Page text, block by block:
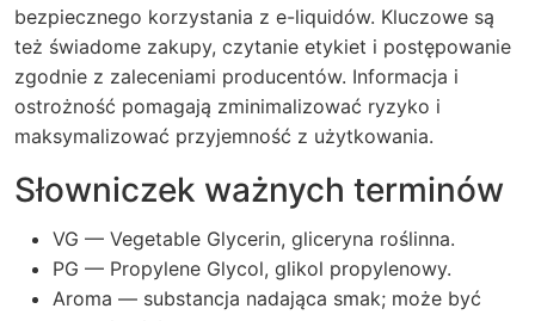
bezpiecznego korzystania z e-liquidów. Kluczowe są
też świadome zakupy, czytanie etykiet i postępowanie
zgodnie z zaleceniami producentów. Informacja i
ostrożność pomagają zminimalizować ryzyko i
maksymalizować przyjemność z użytkowania.
Słowniczek ważnych terminów
VG — Vegetable Glycerin, gliceryna roślinna.
PG — Propylene Glycol, glikol propylenowy.
Aroma — substancja nadająca smak; może być